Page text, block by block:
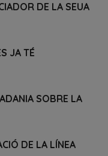
DE LA SEUA
JA TÉ
SOBRE LA
DE LA LÍNEA